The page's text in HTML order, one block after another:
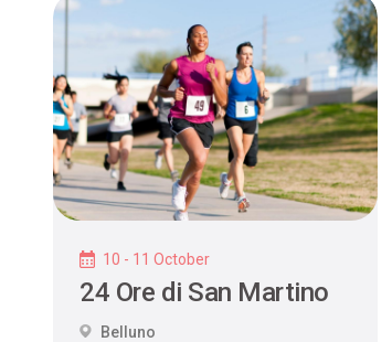
10 - 11 October
24 Ore di San Martino
Belluno